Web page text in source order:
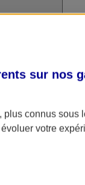
sur nos
plus connus sous
votre